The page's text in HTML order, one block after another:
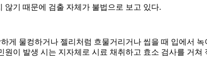
기 때문에 검출 자체가 불법으로 보고 있다.
게 물컹하거나 젤리처럼 흐물거리거나 씹을 때 입에서 녹
원이 발생 시는 지자체로 시료 채취하고 효소 검사를 거쳐